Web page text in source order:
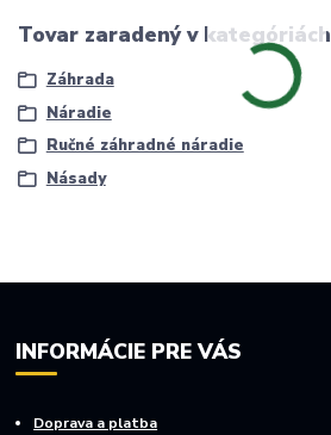
Tovar zaradený v kategóriách
Záhrada
Náradie
Ručné záhradné náradie
Násady
INFORMÁCIE PRE VÁS
Doprava a platba